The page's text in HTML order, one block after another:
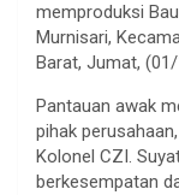
memproduksi
Murnisari,
Barat, Jumat,
Pantauan awak
pihak
Kolonel CZI.
berkesempatan